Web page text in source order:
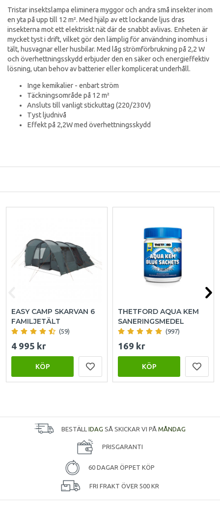
Tristar insektslampa eliminera myggor och andra små insekter inom
en yta på upp till 12 m². Med hjälp av ett lockande ljus dras
insekterna mot ett elektriskt nät där de snabbt avlivas. Enheten är
mycket tyst i drift, vilket gör den lämplig för användning inomhus i
tält, husvagnar eller husbilar. Med låg strömförbrukning på 2,2 W
och överhettningsskydd erbjuder den en säker och energieffektiv
lösning, utan behov av batterier eller komplicerat underhåll.
Inge kemikalier - enbart ström
Täckningsområde på 12 m²
Ansluts till vanligt stickuttag (220/230V)
Tyst ljudnivå
Effekt på 2,2W med överhettningsskydd
EASY CAMP SKARVAN 6
FAMILJETÄLT
(59)
4 995 kr
KÖP
THETFORD AQUA KEM
SANERINGSMEDEL
(997)
169 kr
KÖP
BESTÄLL IDAG SÅ SKICKAR VI PÅ MÅNDAG
PRISGARANTI
60 DAGAR ÖPPET KÖP
FRI FRAKT ÖVER 500 KR